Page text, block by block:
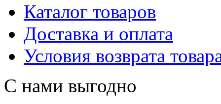
Каталог товаров
Доставка и оплата
Условия возврата
С нами выгодно